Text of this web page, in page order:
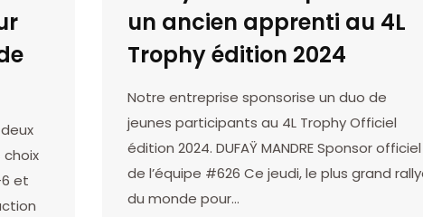
choix
et
un ancien apprenti au 4L
Trophy édition 2024
Notre entreprise sponsorise un duo de
jeunes participants au 4L Trophy Officiel
édition 2024. DUFAŸ MANDRE Sponsor officiel
de l’équipe #626 Ce jeudi, le plus grand
du monde pour…